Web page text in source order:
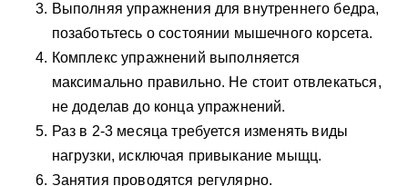
Выполняя упражнения для внутреннего бедра,
позаботьтесь о состоянии мышечного корсета.
Комплекс упражнений выполняется
максимально правильно. Не стоит отвлекаться,
не доделав до конца упражнений.
Раз в 2-3 месяца требуется изменять виды
нагрузки, исключая привыкание мыщц.
Занятия проводятся регулярно.